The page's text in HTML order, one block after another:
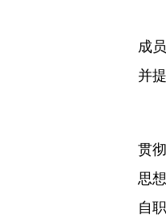
新
成
并
习
贯
思
自